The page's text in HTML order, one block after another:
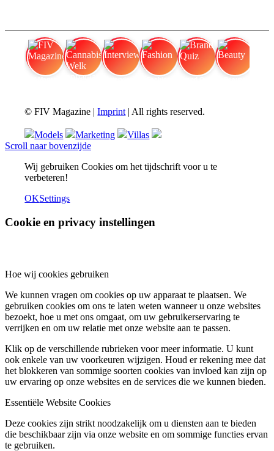
© FIV Magazine |Imprint| All rights reserved.
Models Marketing
Villas
Scroll naar bovenzijde
Wij gebruiken Cookies om het tijdschrift voor u te
verbeteren!
OKSettings
Cookie en privacy instellingen
Hoe wij cookies gebruiken
We kunnen vragen om cookies op uw apparaat te plaatsen. We
gebruiken cookies om ons te laten weten wanneer u onze websites
bezoekt, hoe u met ons omgaat, om uw gebruikerservaring te
verrijken en om uw relatie met onze website aan te passen.
Klik op de verschillende rubrieken voor meer informatie. U kunt
ook enkele van uw voorkeuren wijzigen. Houd er rekening mee dat
het blokkeren van sommige soorten cookies van invloed kan zijn op
uw ervaring op onze websites en de services die we kunnen bieden.
Essentiële Website Cookies
Deze cookies zijn strikt noodzakelijk om u diensten aan te bieden
die beschikbaar zijn via onze website en om sommige functies ervan
te gebruiken.